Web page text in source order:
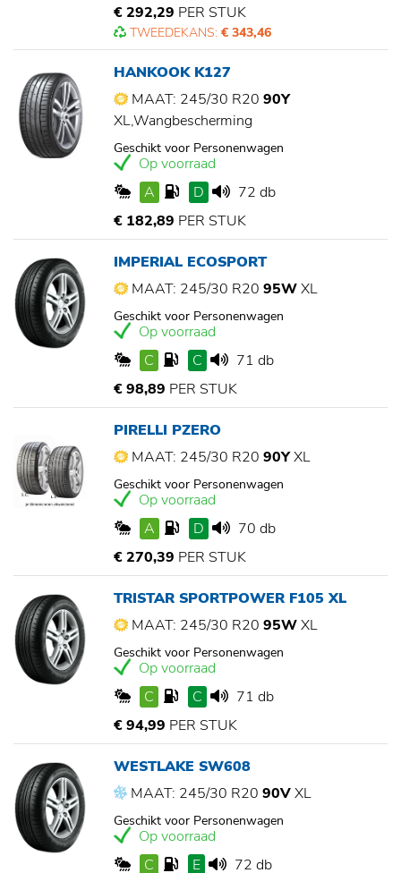
€ 292,29 PER STUK
TWEEDEKANS: € 343,46
HANKOOK K127
MAAT: 245/30 R20 90Y
XL,Wangbescherming
Geschikt voor Personenwagen
Op voorraad
A
D
72 db
€ 182,89 PER STUK
IMPERIAL ECOSPORT
MAAT: 245/30 R20 95WXL
Geschikt voor Personenwagen
Op voorraad
C
C
71 db
€ 98,89 PER STUK
PIRELLI PZERO
MAAT: 245/30 R20 90YXL
Geschikt voor Personenwagen
Op voorraad
A
D
70 db
€ 270,39 PER STUK
TRISTAR SPORTPOWER F105 XL
MAAT: 245/30 R20 95WXL
Geschikt voor Personenwagen
Op voorraad
C
C
71 db
€ 94,99 PER STUK
WESTLAKE SW608
MAAT: 245/30 R20 90VXL
Geschikt voor Personenwagen
Op voorraad
C
E 72 db